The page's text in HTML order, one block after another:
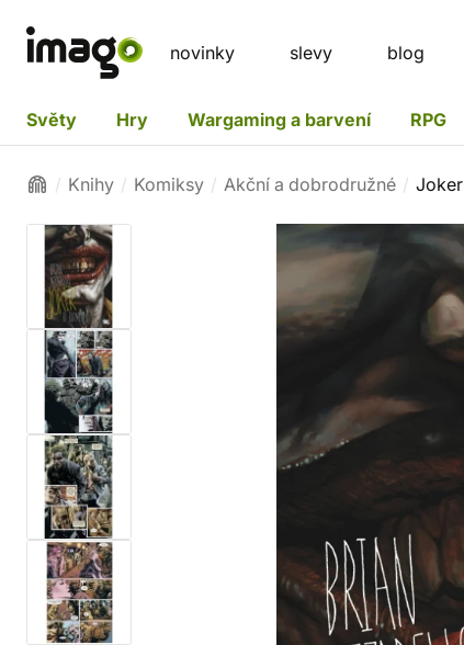
novinky slevy blog
Světy Hry Wargaming a barvení RPG
Knihy Komiksy Akční a dobrodružné Joker